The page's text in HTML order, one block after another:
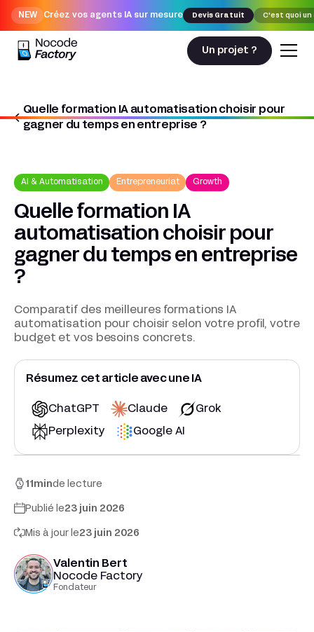
NEW Créez vos agents IA sur mesure Devis Gratuit C'est quoi un
Un projet ?
Quelle formation IA automatisation choisir pour
gagner du temps en entreprise ?
Nocodefactory
AI & automatisation
AI & Automatisation Entrepreneuriat Growth
Quelle formation IA
automatisation choisir pour
gagner du temps en entreprise
?
Comparatif des meilleures formations IA
automatisation pour choisir selon votre profil, votre
budget et vos besoins concrets.
Résumez cet article avec une IA
ChatGPT Claude Grok
Perplexity Google AI
11 minde lecture
Publié le23 juin 2026
Mis à jour le23 juin 2026
Valentin Bert
Nocode Factory
Fondateur